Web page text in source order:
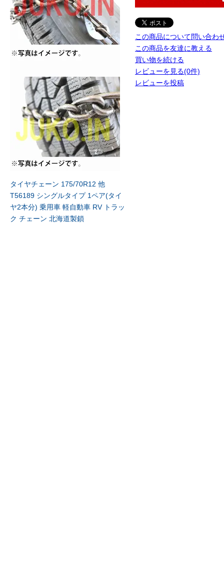
タイヤチェーン 175/70R12 他
T56189 シングルタイプ 1ペア(タイ
ヤ2本分) 乗用車 軽自動車 RV トラッ
ク チェーン 北海道製鎖
この商品について問い合わ
この商品を友達に教える
買い物を続ける
レビューを見る(0件)
レビューを投稿